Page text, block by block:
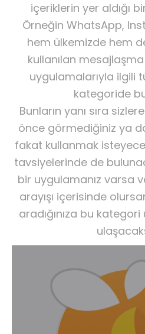
içeriklerin yer aldığı
Örneğin WhatsApp,
hem ülkemizde hem
kullanılan
uygulamalarıyla ilgili
kategoride
Bunların yanı sıra
önce görmediğiniz ya
fakat kullanmak
tavsiyelerinde de
bir uygulamanız varsa
arayışı içerisinde
aradığınıza bu